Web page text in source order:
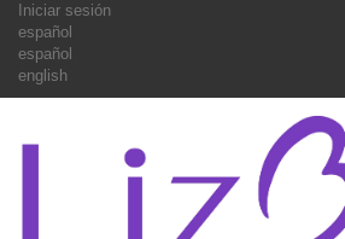
Iniciar sesión
español
español
english